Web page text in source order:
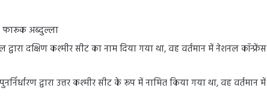
फारूक अब्दुल्ला
दक्षिण कश्मीर सीट का नाम दिया गया था, वह वर्तमान में नेशनल कॉन्फ्रेंस
द्वारा उत्तर कश्मीर सीट के रूप में नामित किया गया था, वह वर्तमान में